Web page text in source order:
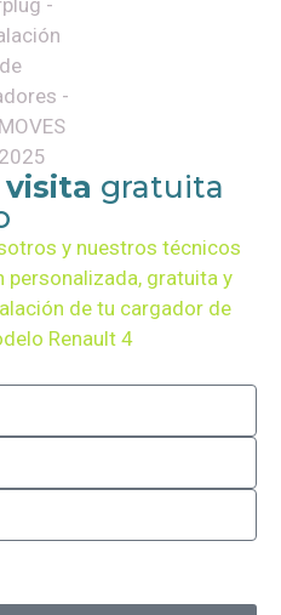
gratuita
y nuestros técnicos
personalizada, gratuita y
de tu cargador de
Renault 4